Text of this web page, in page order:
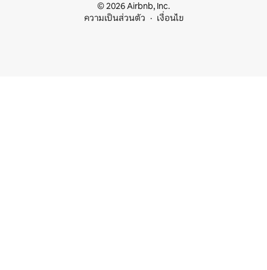
© 2026 Airbnb, Inc.
ความเป็นส่วนตัว
เงื่อนไข